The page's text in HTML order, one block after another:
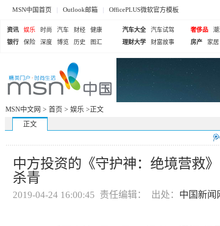
MSN中国首页 | Outlook邮箱 | OfficePLUS微软官方模板
资讯 娱乐 时尚 汽车 财经
健康
银行
保险 深度 博览 历史 图汇
汽车大全
汽车试驾
理财大学
财富故事
奢侈品
房产
家居
MSN中文网 > 首页 > 娱乐 >正文
正文
中方投资的《守护神：绝境营救
杀青
2019-04-24 16:00:45 责任编辑： 出处： 中国新闻